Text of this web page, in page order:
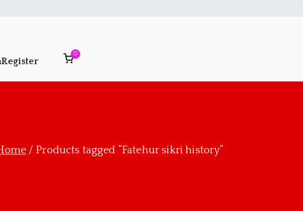
Register
0
Products tagged “Fatehur sikri history”